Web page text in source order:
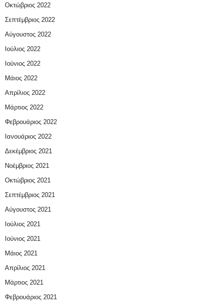
Οκτώβριος 2022
Σεπτέμβριος 2022
Αύγουστος 2022
Ιούλιος 2022
Ιούνιος 2022
Μάιος 2022
Απρίλιος 2022
Μάρτιος 2022
Φεβρουάριος 2022
Ιανουάριος 2022
Δεκέμβριος 2021
Νοέμβριος 2021
Οκτώβριος 2021
Σεπτέμβριος 2021
Αύγουστος 2021
Ιούλιος 2021
Ιούνιος 2021
Μάιος 2021
Απρίλιος 2021
Μάρτιος 2021
Φεβρουάριος 2021